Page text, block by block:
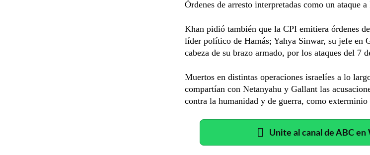
Órdenes de arresto interpretadas como un ataque a
Khan pidió también que la CPI emitiera órdenes
líder político de Hamás; Yahya Sinwar, su jefe en
cabeza de su brazo armado, por los ataques del 7
Muertos en distintas operaciones israelíes a lo
compartían con Netanyahu y Gallant las
contra la humanidad y de guerra, como exterminio
Unite al canal de ABC